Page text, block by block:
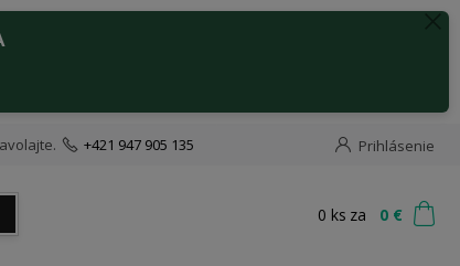
Prihlásenie
+421 947 905 135
0 ks za 0 €